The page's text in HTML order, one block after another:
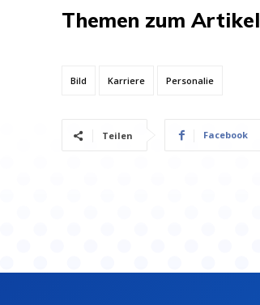
Themen zum Artikel
Bild Karriere Personalie
Teilen Facebook